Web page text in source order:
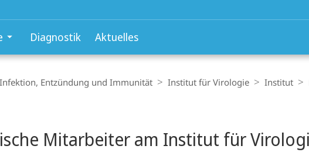
Diagnostik Aktuelles
Entzündung und Immunität Institut für Virologie Institut
Mitarbeiter am Institut für